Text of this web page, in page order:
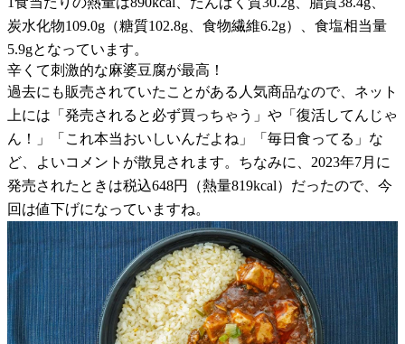
炭水化物109.0g（糖質102.8g、食物繊維6.2g）、食塩相当量
5.9gとなっています。
辛くて刺激的な麻婆豆腐が最高！
過去にも販売されていたことがある人気商品なので、ネット
上には「発売されると必ず買っちゃう」や「復活してんじゃ
ん！」「これ本当おいしいんだよね」「毎日食ってる」な
ど、よいコメントが散見されます。ちなみに、2023年7月に
発売されたときは税込648円（熱量819kcal）だったので、今
回は値下げになっていますね。